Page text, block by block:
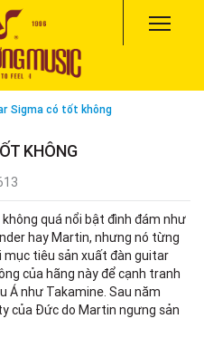
Sigma có tốt không
KHÔNG
quá nổi bật đình đám như
hay Martin, nhưng nó từng
mục tiêu sản xuất đàn guitar
của hãng này để cạnh tranh
Á như Takamine. Sau năm
của Đức do Martin ngưng sản